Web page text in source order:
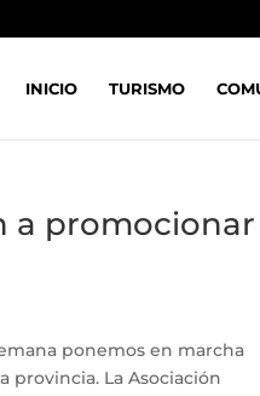
INICIO TURISMO
a promocionar
ponemos en marcha
La Asociación